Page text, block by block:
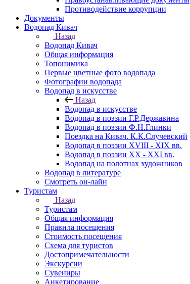
Противодействие коррупции
Документы
Водопад Кивач
Назад
Водопад Кивач
Общая информация
Топонимика
Первые цветные фото водопада
Фотографии водопада
Водопад в искусстве
Назад
Водопад в искусстве
Водопад в поэзии Г.Р.Державина
Водопад в поэзии Ф.Н.Глинки
Поездка на Кивач. К.К.Случевский
Водопад в поэзии XVIII - XIX вв.
Водопад в поэзии XX - XXI вв.
Водопад на полотнах художников
Водопад в литературе
Смотреть он-лайн
Туристам
Назад
Туристам
Общая информация
Правила посещения
Стоимость посещения
Схема для туристов
Достопримечательности
Экскурсии
Сувениры
Анкетирование